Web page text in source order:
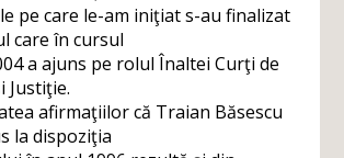
pe care le-am iniţiat s-au finalizat
care în cursul
a ajuns pe rolul Înaltei Curţi de
Justiţie.
afirmaţiilor că Traian Băsescu
la dispoziţia